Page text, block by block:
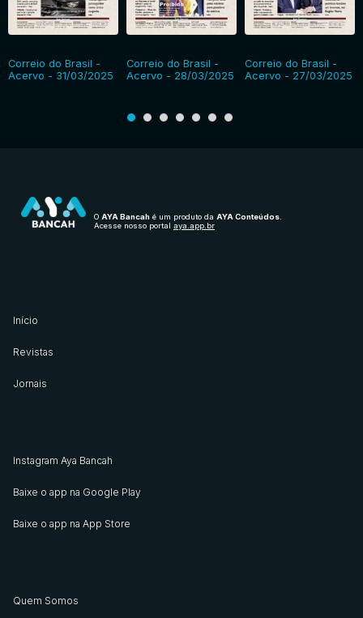
Correio do Brasil -
Acervo - 31/03/2025
Correio do Brasil -
Acervo - 28/03/2025
Correio do Brasil -
Acervo - 27/03/2025
O AYA Bancah é um produto da AYA Conteúdos
Acesse nosso portal aya.app.br
Início
Revistas
Jornais
Instagram Aya Bancah
Baixe o app na Google Play
Baixe o app na App Store
Quem Somos